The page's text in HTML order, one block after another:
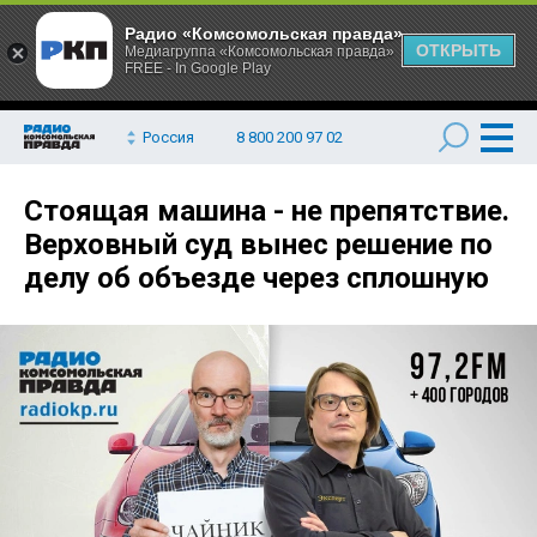
Россия 8 800 200 97 02
Стоящая машина - не препятствие.
Верховный суд вынес решение по
делу об объезде через сплошную
Радио «Комсомольская правда»
Медиагруппа «Комсомольская правда»
FREE - In Google Play
ОТКРЫТЬ